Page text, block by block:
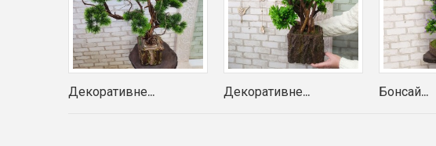
Декоративне... Декоративне... Бонсай...